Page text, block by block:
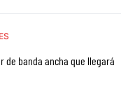
de banda ancha que llegará